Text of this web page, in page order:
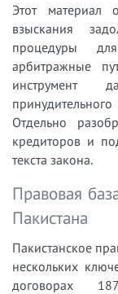
Этот материал
взыскания
процедуры
арбитражные
инструмент
Отдельно
кредиторов и
текста закона.
Правовая
Пакистана
Пакистанское
нескольких
договорах